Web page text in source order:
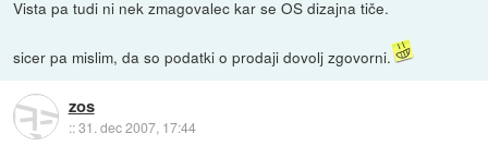
Vista pa tudi ni nek zmagovalec kar se OS dizajna tiče.
sicer pa mislim, da so podatki o prodaji dovolj zgovorni.
zos
::31. dec 2007, 17:44